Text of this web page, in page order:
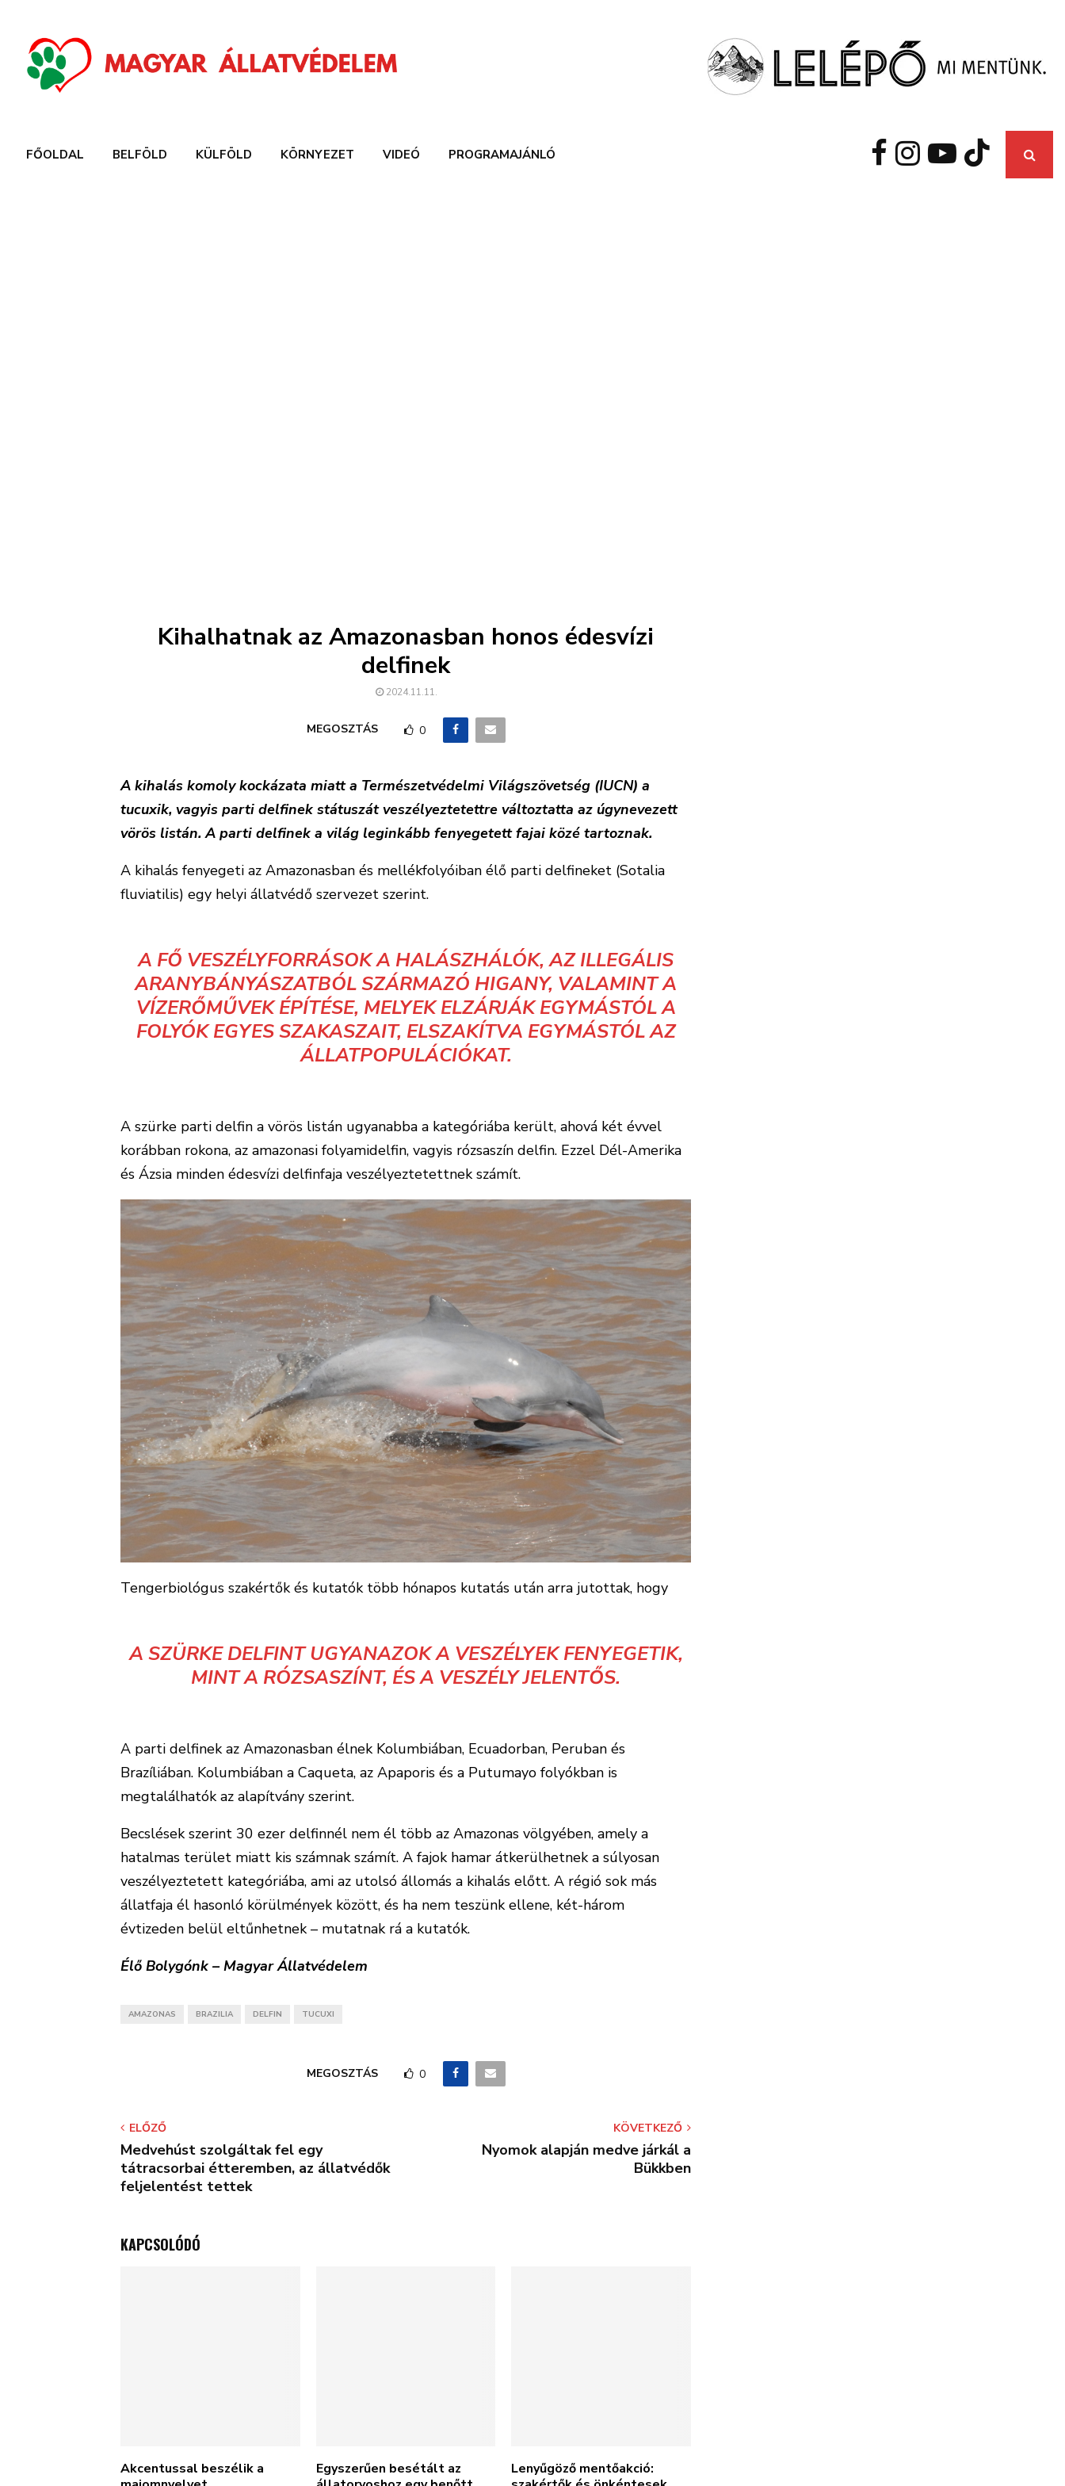
FŐOLDAL BELFÖLD KÜLFÖLD KÖRNYEZET VIDEÓ PROGRAMAJÁNLÓ
Kihalhatnak az Amazonasban honos édesvízi
delfinek
2024.11.11.
MEGOSZTÁS 0
A kihalás komoly kockázata miatt a Természetvédelmi Világszövetség (IUCN) a
tucuxik, vagyis parti delfinek státuszát veszélyeztetettre változtatta az úgynevezett
vörös listán. A parti delfinek a világ leginkább fenyegetett fajai közé tartoznak.
A kihalás fenyegeti az Amazonasban és mellékfolyóiban élő parti delfineket (Sotalia
fluviatilis) egy helyi állatvédő szervezet szerint.
A FŐ VESZÉLYFORRÁSOK A HALÁSZHÁLÓK, AZ ILLEGÁLIS
ARANYBÁNYÁSZATBÓL SZÁRMAZÓ HIGANY, VALAMINT A
VÍZERŐMŰVEK ÉPÍTÉSE, MELYEK ELZÁRJÁK EGYMÁSTÓL A
FOLYÓK EGYES SZAKASZAIT, ELSZAKÍTVA EGYMÁSTÓL AZ
ÁLLATPOPULÁCIÓKAT.
A szürke parti delfin a vörös listán ugyanabba a kategóriába került, ahová két évvel
korábban rokona, az amazonasi folyamidelfin, vagyis rózsaszín delfin. Ezzel Dél-Amerika
és Ázsia minden édesvízi delfinfaja veszélyeztetettnek számít.
Tengerbiológus szakértők és kutatók több hónapos kutatás után arra jutottak, hogy
A SZÜRKE DELFINT UGYANAZOK A VESZÉLYEK FENYEGETIK,
MINT A RÓZSASZÍNT, ÉS A VESZÉLY JELENTŐS.
A parti delfinek az Amazonasban élnek Kolumbiában, Ecuadorban, Peruban és
Brazíliában. Kolumbiában a Caqueta, az Apaporis és a Putumayo folyókban is
megtalálhatók az alapítvány szerint.
Becslések szerint 30 ezer delfinnél nem él több az Amazonas völgyében, amely a
hatalmas terület miatt kis számnak számít. A fajok hamar átkerülhetnek a súlyosan
veszélyeztetett kategóriába, ami az utolsó állomás a kihalás előtt. A régió sok más
állatfaja él hasonló körülmények között, és ha nem teszünk ellene, két-három
évtizeden belül eltűnhetnek – mutatnak rá a kutatók.
Élő Bolygónk – Magyar Állatvédelem
AMAZONAS BRAZILIA DELFIN TUCUXI
MEGOSZTÁS 0
ELŐZŐ
Medvehúst szolgáltak fel egy
tátracsorbai étteremben, az állatvédők
feljelentést tettek
KÖVETKEZŐ
Nyomok alapján medve járkál a
Bükkben
KAPCSOLÓDÓ
Akcentussal beszélik a
Egyszerűen besétált az
Lenyűgöző mentőakció: